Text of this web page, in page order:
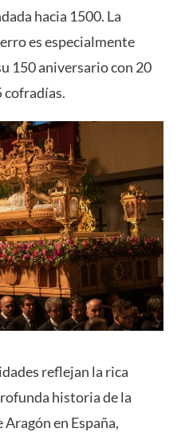
hacia 1500. La
es especialmente
150 aniversario con 20
cofradías​​.
reflejan la rica
historia de la
en España,